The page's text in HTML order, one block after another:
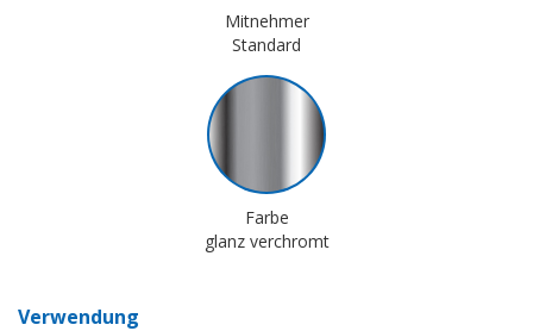
Mitnehmer
Standard
Farbe
glanz verchromt
Verwendung